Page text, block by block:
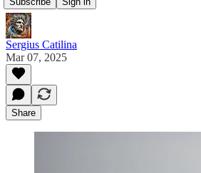
Sergius Catilina
Mar 07, 2025
Share